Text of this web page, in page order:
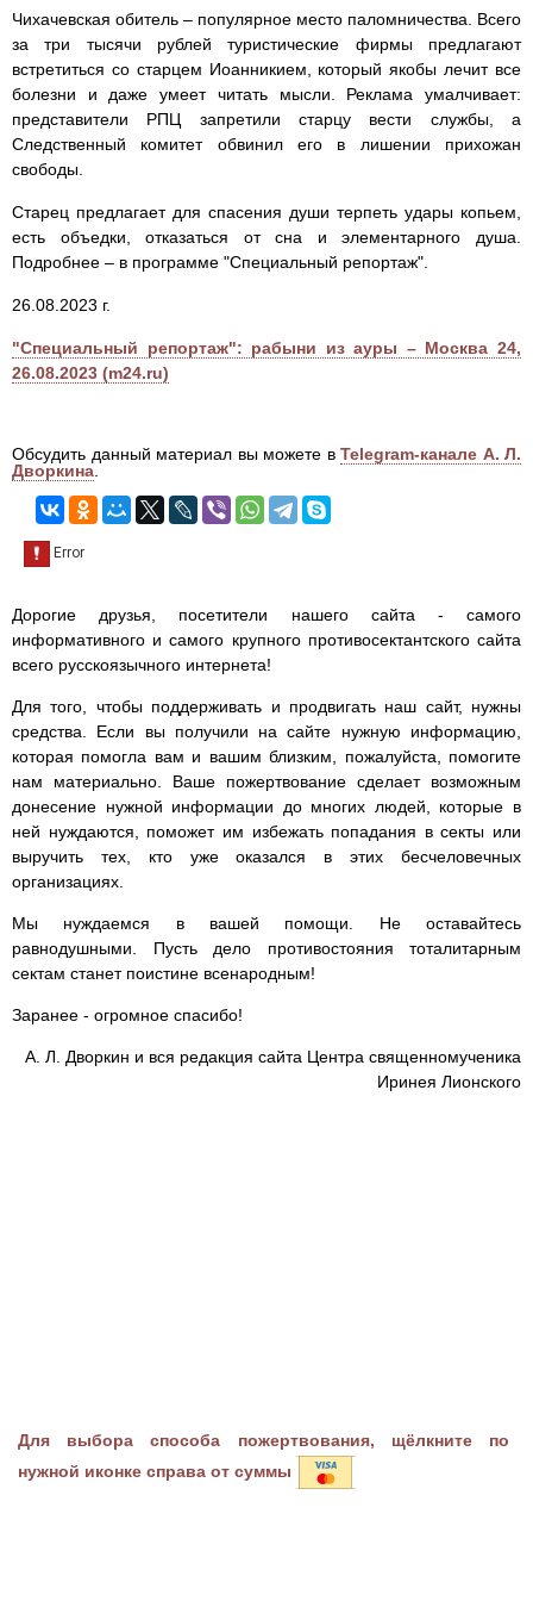
Чихачевская обитель – популярное место паломничества. Всего
за три тысячи рублей туристические фирмы предлагают
встретиться со старцем Иоанникием, который якобы лечит все
болезни и даже умеет читать мысли. Реклама умалчивает:
представители РПЦ запретили старцу вести службы, а
Следственный комитет обвинил его в лишении прихожан
свободы.
Старец предлагает для спасения души терпеть удары копьем,
есть объедки, отказаться от сна и элементарного душа.
Подробнее – в программе "Специальный репортаж".
26.08.2023 г.
"Специальный репортаж": рабыни из ауры – Москва 24,
26.08.2023 (m24.ru)
Обсудить данный материал вы можете в Telegram-канале А. Л.
Дворкина
Дорогие друзья, посетители нашего сайта - самого
информативного и самого крупного противосектантского сайта
всего русскоязычного интернета!
Для того, чтобы поддерживать и продвигать наш сайт, нужны
средства. Если вы получили на сайте нужную информацию,
которая помогла вам и вашим близким, пожалуйста, помогите
нам материально. Ваше пожертвование сделает возможным
донесение нужной информации до многих людей, которые в
ней нуждаются, поможет им избежать попадания в секты или
выручить тех, кто уже оказался в этих бесчеловечных
организациях.
Мы нуждаемся в вашей помощи. Не оставайтесь
равнодушными. Пусть дело противостояния тоталитарным
сектам станет поистине всенародным!
Заранее - огромное спасибо!
А. Л. Дворкин и вся редакция сайта Центра священномученика
Иринея Лионского
Для выбора способа пожертвования, щёлкните по
нужной иконке справа от суммы